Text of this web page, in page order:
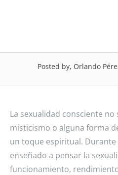
Posted by, Orlando
La sexualidad consciente
misticismo o alguna forma
un toque espiritual.
enseñado a pensar la
funcionamiento,